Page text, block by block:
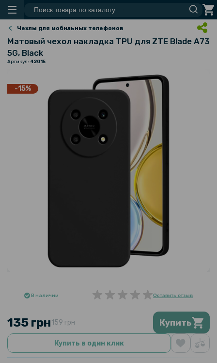
Чехлы для мобильных телефонов
Матовый чехол накладка TPU для ZTE Blade A73
5G, Black
Артикул: 42015
-15%
В наличии Оставить отзыв
135 грн159 грн Купить
Купить в один клик